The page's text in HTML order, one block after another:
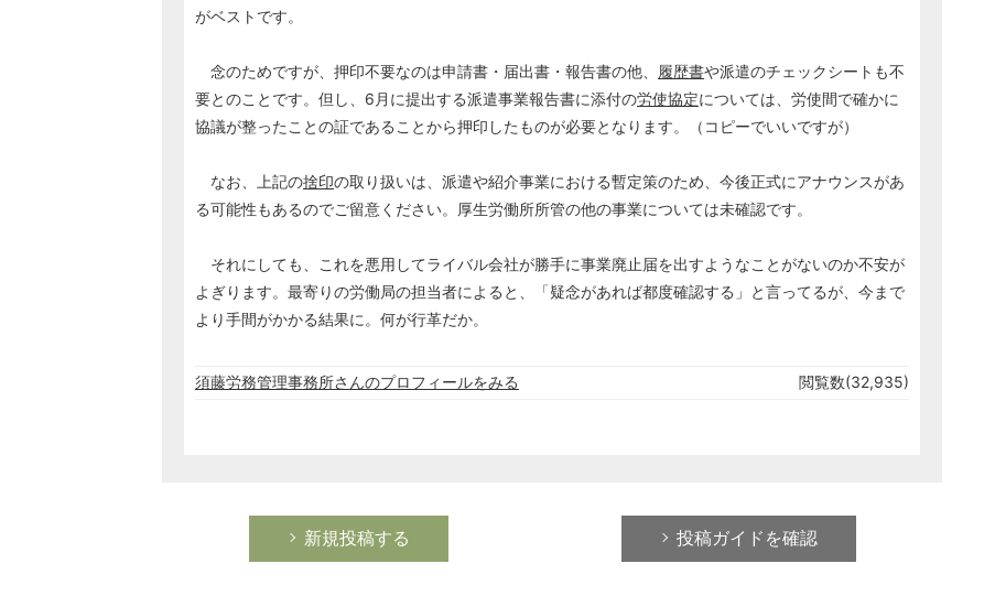
がベストです。
念のためですが、押印不要なのは申請書・届出書・報告書の他、 履歴書や派遣のチェックシートも不
要とのことです。但し、6月に提出する派遣事業報告書に添付の労使協定については、労使間で確かに
協議が整ったことの証であることから押印したものが必要となります。（コピーでいいですが）
なお、上記の捨印の取り扱いは、派遣や紹介事業における暫定策のため、今後正式にアナウンスがあ
る可能性もあるのでご留意ください。厚生労働所所管の他の事業については未確認です。
それにしても、これを悪用してライバル会社が勝手に事業廃止届を出すようなことがないのか不安が
よぎります。最寄りの労働局の担当者によると、「疑念があれば都度確認する」と言ってるが、今まで
より手間がかかる結果に。何が行革だか。
須藤労務管理事務所さんのプロフィールをみる 閲覧数(32,935)
新規投稿する 投稿ガイドを確認